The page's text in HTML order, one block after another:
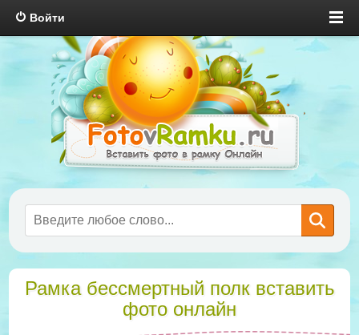
Войти
Рамка бессмертный полк вставить
фото онлайн